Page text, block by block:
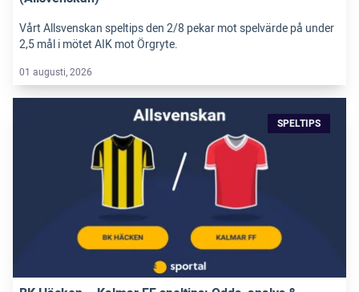
Vårt Allsvenskan speltips den 2/8 pekar mot spelvärde på under
2,5 mål i mötet AIK mot Örgryte.
01 augusti, 2026
SPELTIPS